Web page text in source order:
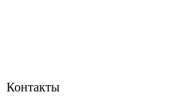
Контакты